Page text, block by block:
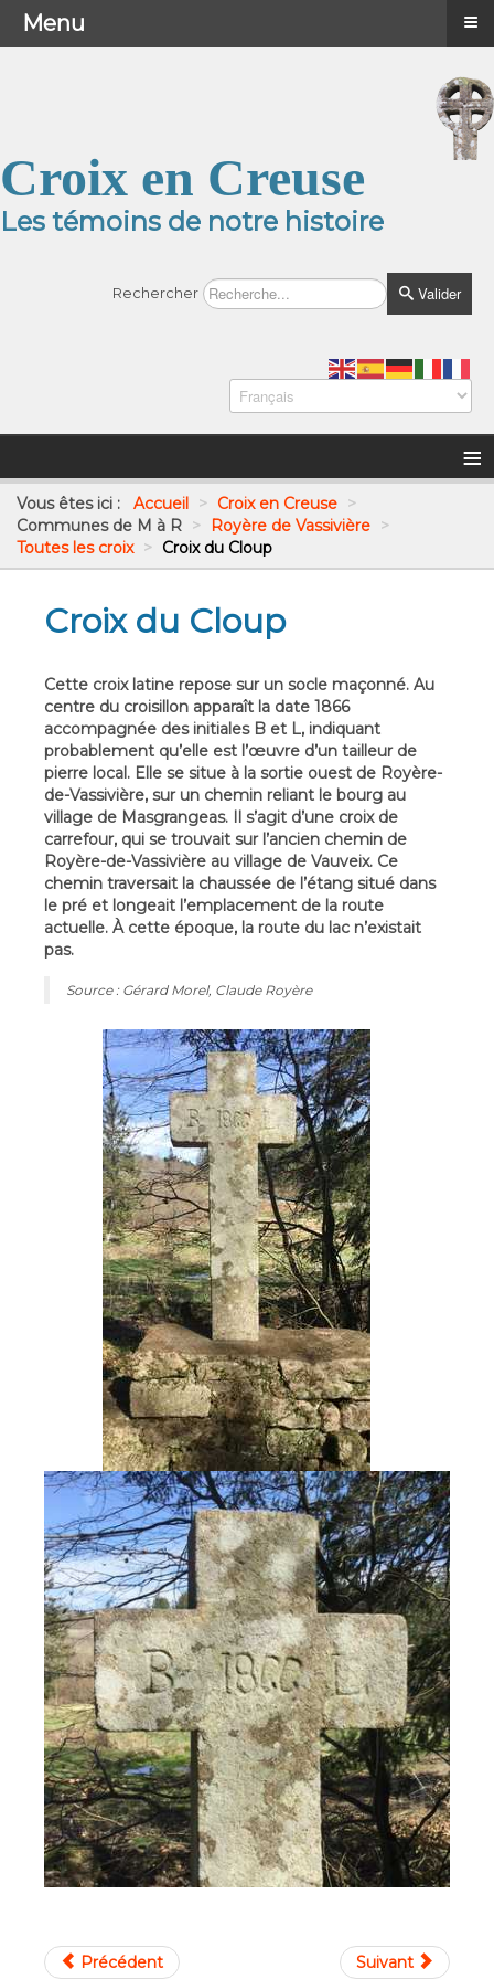
Croix en Creuse
Les témoins de notre histoire
Rechercher Valider
≡
Vous êtes ici : Accueil > Croix en Creuse >
Communes de M à R > Royère de Vassivière >
Toutes les croix > Croix du Cloup
Croix du Cloup
Cette croix latine repose sur un socle maçonné. Au
centre du croisillon apparaît la date 1866
accompagnée des initiales B et L, indiquant
probablement qu’elle est l’œuvre d’un tailleur de
pierre local. Elle se situe à la sortie ouest de Royère-
de-Vassivière, sur un chemin reliant le bourg au
village de Masgrangeas. Il s’agit d’une croix de
carrefour, qui se trouvait sur l’ancien chemin de
Royère-de-Vassivière au village de Vauveix. Ce
chemin traversait la chaussée de l’étang situé dans
le pré et longeait l’emplacement de la route
actuelle. À cette époque, la route du lac n’existait
pas.
Source : Gérard Morel, Claude Royère
Précédent Suivant
Menu ≡
Menu ≡